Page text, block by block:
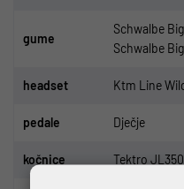
gume
Schwalbe
Schwalbe
headset Ktm Line
pedale Dječje
kočnice Tektro